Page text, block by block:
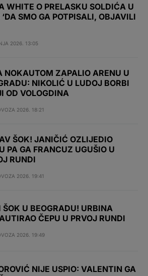
WHITE O PRELASKU SOLDIĆA U
‘DA SMO GA POTPISALI, OBJAVILI
2026. 13:05
NOKAUTOM ZAPALIO ARENU U
NIKOLIĆ U LUDOJ BORBI
OD VOLOGDINA
2026. 18:21
ŠOK! JANIČIĆ OZLIJEDIO
PA GA FRANCUZ UGUŠIO U
RUNDI
2026. 19:41
ŠOK U BEOGRADU! URBINA
ČEPU U PRVOJ RUNDI
2026. 19:49
NIJE USPIO: VALENTIN GA